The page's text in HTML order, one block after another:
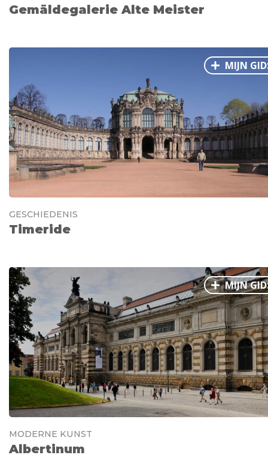
Gemäldegalerie Alte Meister
MIJN
GESCHIEDENIS
Timeride
MIJN
MODERNE KUNST
Albertinum